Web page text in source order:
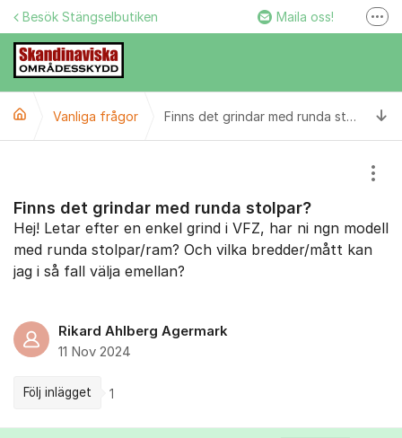
Hoppa till innehåll
Besök Stängselbutiken Maila oss!
Facebook
Vanliga frågor Finns det grindar med runda stolpar?
Finns det grindar med runda stolpar?
Hej! Letar efter en enkel grind i VFZ, har ni ngn modell
med runda stolpar/ram? Och vilka bredder/mått kan
jag i så fall välja emellan?
Rikard Ahlberg Agermark
11 Nov 2024
Följ inlägget 1